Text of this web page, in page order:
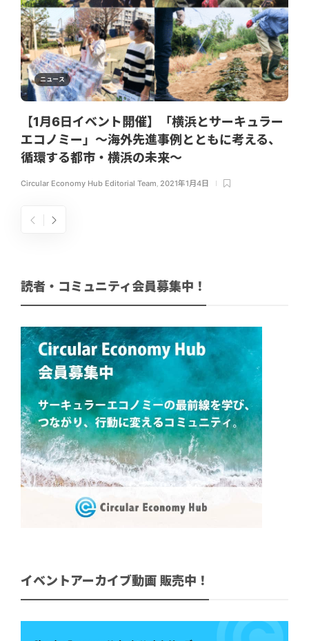
ニュース
【1月6日イベント開催】「横浜とサーキュラー
エコノミー」～海外先進事例とともに考える、
循環する都市・横浜の未来〜
Circular Economy Hub Editorial Team, 2021年1月4日
読者・コミュニティ会員募集中！
イベントアーカイブ動画 販売中！